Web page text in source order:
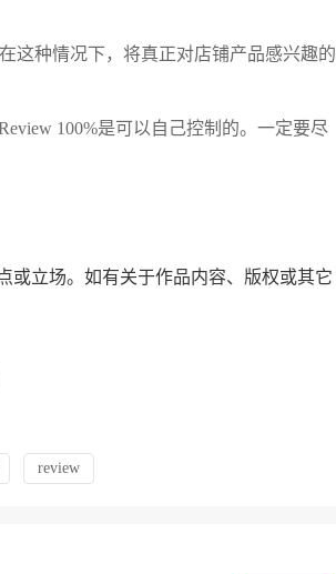
这种情况下，将真正对店铺产品感兴趣的
100%是可以自己控制的。一定要尽
或立场。如有关于作品内容、版权或其它
review